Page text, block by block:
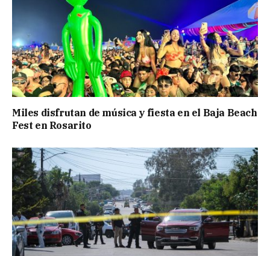
Miles disfrutan de música y fiesta en el Baja Beach
Fest en Rosarito